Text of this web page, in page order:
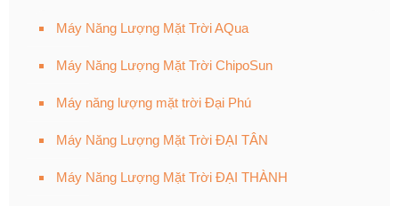
Máy Năng Lượng Mặt Trời AQua
Máy Năng Lượng Mặt Trời ChipoSun
Máy năng lượng mặt trời Đại Phú
Máy Năng Lượng Mặt Trời ĐẠI TÂN
Máy Năng Lượng Mặt Trời ĐẠI THÀNH